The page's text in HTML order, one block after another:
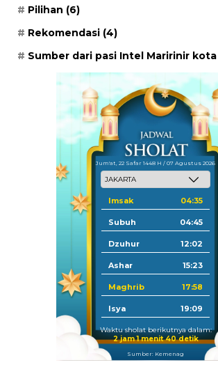
Pilihan (6)
Rekomendasi (4)
Sumber dari pasi Intel Maririnir
Jum'at, 22 Safar 1448 H / 07 Agustus 2026
Imsak 04:35
Subuh 04:45
Dzuhur 12:02
Ashar 15:23
Maghrib 17:58
Isya 19:09
Waktu sholat berikutnya dalam:
2 jam 1 menit 39 detik
Sumber: Kemenag